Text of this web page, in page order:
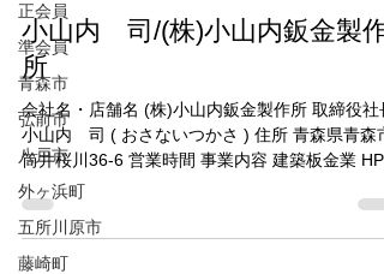
正会員
準会員
青森市
弘前市
八戸市
外ヶ浜町
五所川原市
藤崎町
小山内 司/(株)小山内鈑金製作
所
会社名・店舗名 (株)小山内鈑金製作所 取締役社
小山内 司 ( おさないつかさ ) 住所 青森県青森市
筒井桜川36-6 営業時間 事業内容 建築板金業 HP
SNS TEL 090-9742-7964 mail k-
osanaibankin@ruby.plala.or....